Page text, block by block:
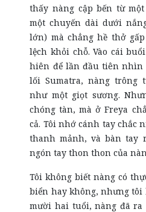
thấy nàng cập bến từ
một chuyến dài dưới
lớn) mà chẳng hề thở
lệch khỏi chỗ. Vào cái
hiên để lần đầu tiên nhìn
lối Sumatra, nàng trông
như một giọt sương.
chóng tàn, mà ở Freya
cả. Tôi nhớ cánh tay chắc
thanh mảnh, và bàn tay
ngón tay thon thon của
Tôi không biết nàng có
biển hay không, nhưng tôi
mười hai tuổi, nàng đã